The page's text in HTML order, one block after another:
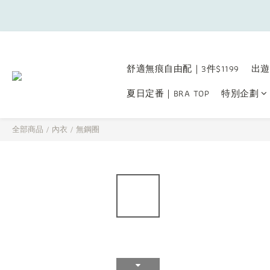
舒適無痕自由配｜3件$1199
出
夏日定番｜BRA TOP
特別企劃
全部商品 / 內衣 / 無鋼圈